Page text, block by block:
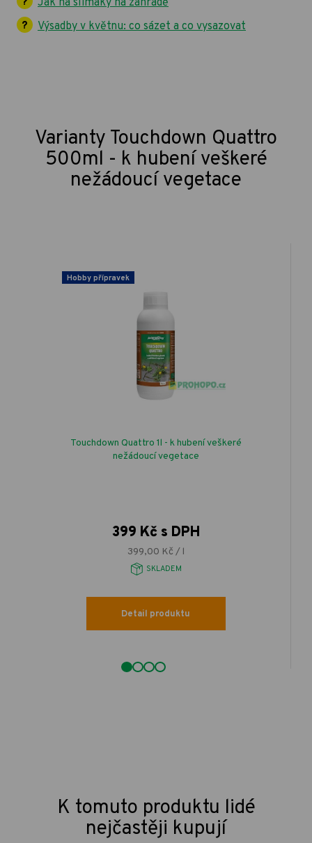
Jak na slimáky na zahradě
Výsadby v květnu: co sázet a co vysazovat
Varianty Touchdown Quattro
500ml - k hubení veškeré
nežádoucí vegetace
Hobby přípravek
Touchdown Quattro 1l - k hubení veškeré
nežádoucí vegetace
399 Kč s DPH
399,00 Kč / l
SKLADEM
Detail produktu
K tomuto produktu lidé
nejčastěji kupují